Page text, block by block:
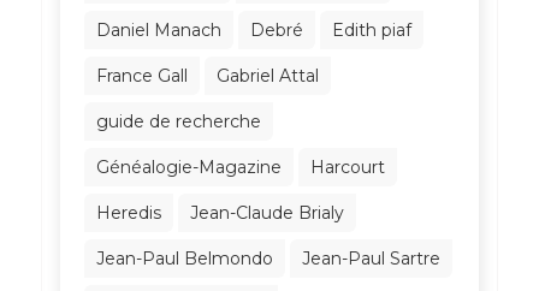
Daniel Manach Debré Edith piaf
France Gall Gabriel Attal
guide de recherche
Généalogie-Magazine Harcourt
Heredis Jean-Claude Brialy
Jean-Paul Belmondo Jean-Paul Sartre